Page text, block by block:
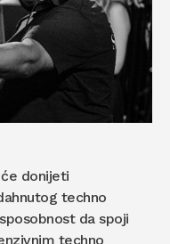
donijeti
techno
da spoji
techno